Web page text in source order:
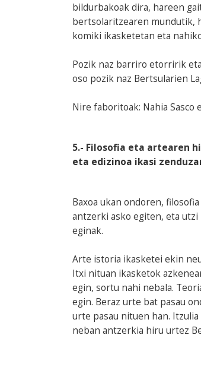
bildurbakoak dira, hareen
bertsolaritzearen mundutik,
komiki ikasketetan eta
Pozik naz barriro etorririk
oso pozik naz Bertsularien
Nire faboritoak: Nahia Sasco
5.- Filosofia eta artearen
eta edizinoa ikasi
Baxoa ukan ondoren,
antzerki asko egiten, eta
eginak.
Arte istoria ikasketei ekin
Itxi nituan ikasketok
egin, sortu nahi nebala.
egin. Beraz urte bat pasau
urte pasau nituen han.
neban antzerkia hiru urtez